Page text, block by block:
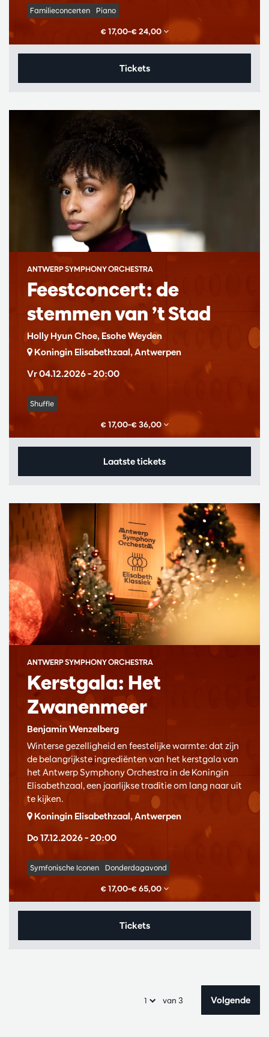
Familieconcerten Piano
€ 17,00–€ 24,00
Tickets
Feestconcert: de
stemmen van ’t Stad
Holly Hyun Choe, Esohe Weyden
ANTWERP SYMPHONY ORCHESTRA
Vr 04.12.2026– 20:00
Koningin Elisabethzaal, Antwerpen
Shuffle
€ 17,00–€ 36,00
Laatste tickets
Kerstgala: Het
Zwanenmeer
Benjamin Wenzelberg
ANTWERP SYMPHONY ORCHESTRA
Do 17.12.2026– 20:00
Winterse gezelligheid en feestelijke warmte: dat zijn
de belangrijkste ingrediënten van het kerstgala van
het Antwerp Symphony Orchestra in de Koningin
Elisabethzaal, een jaarlijkse traditie om lang naar uit
te kijken.
Koningin Elisabethzaal, Antwerpen
Symfonische Iconen Donderdagavond
€ 17,00–€ 65,00
Tickets
van 3 Volgende